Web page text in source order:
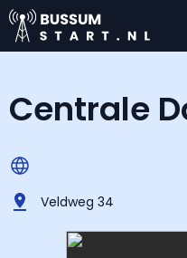
Centrale
Veldweg 34